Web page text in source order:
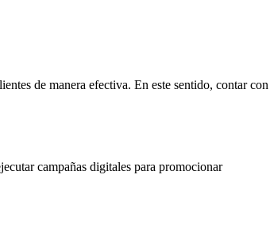
de manera efectiva. En este sentido, contar con
campañas digitales para promocionar